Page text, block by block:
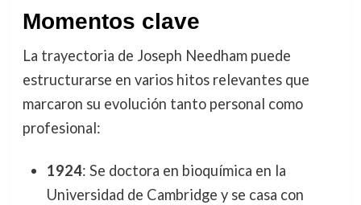
Momentos clave
La trayectoria de Joseph Needham puede
estructurarse en varios hitos relevantes que
marcaron su evolución tanto personal como
profesional:
1924: Se doctora en bioquímica en la
Universidad de Cambridge y se casa con